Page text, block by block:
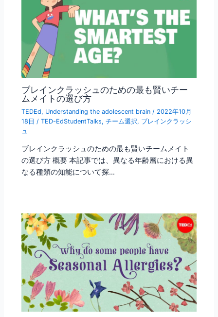
ブレインクラッシュのための最も賢いチー
ムメイトの選び方
TEDEd, Understanding the adolescent brain / 2022年10月
18日 /TED-EdStudentTalks,チーム選択, ブレインクラッシ
ュ
ブレインクラッシュのための最も賢いチームメイト
の選び方 概要 本記事では、異なる年齢層における異
なる種類の知能について探…